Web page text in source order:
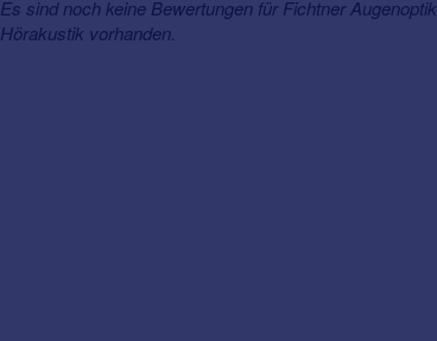
Es sind noch keine Bewertungen für Fichtner Augenoptik
Hörakustik vorhanden.